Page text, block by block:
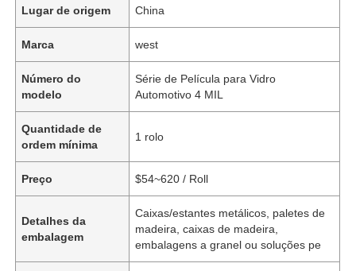
Lugar de origem China
Marca west
Número do
modelo
Série de Película para Vidro
Automotivo 4 MIL
Quantidade de
ordem mínima
1 rolo
Preço $54~620 / Roll
Detalhes da
embalagem
Caixas/estantes metálicos, paletes de
madeira, caixas de madeira,
embalagens a granel ou soluções pe